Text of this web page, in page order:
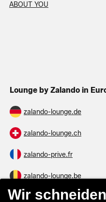
ABOUT YOU
Lounge by Zalando in
zalando-lounge.de
zalando-lounge.ch
zalando-prive.fr
zalando-lounge.be
zalando-lounge.fi